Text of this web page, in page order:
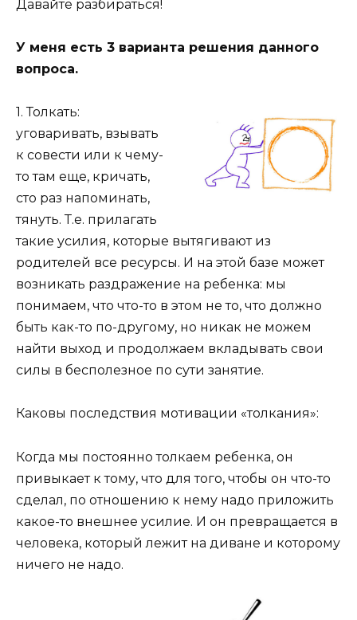
Давайте разбираться!
У меня есть 3 варианта решения данного
вопроса.
1. Толкать:
уговаривать, взывать
к совести или к чему-
то там еще, кричать,
сто раз напоминать,
тянуть. Т.е. прилагать
такие усилия, которые вытягивают из
родителей все ресурсы. И на этой базе может
возникать раздражение на ребенка: мы
понимаем, что что-то в этом не то, что должно
быть как-то по-другому, но никак не можем
найти выход и продолжаем вкладывать свои
силы в бесполезное по сути занятие.
Каковы последствия мотивации «толкания»:
Когда мы постоянно толкаем ребенка, он
привыкает к тому, что для того, чтобы он что-то
сделал, по отношению к нему надо приложить
какое-то внешнее усилие. И он превращается в
человека, который лежит на диване и которому
ничего не надо.